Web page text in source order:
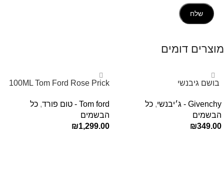
מוצרים דומים
‏ בושם גיבנשי
E.D.P 80ml ‏
Givenchy - ג׳יבנשי , כל
הבשמים
₪349.00
100ML Tom Ford Rose Prick
Tom ford - טום פורד
, כל
הבשמים
₪1,299.00